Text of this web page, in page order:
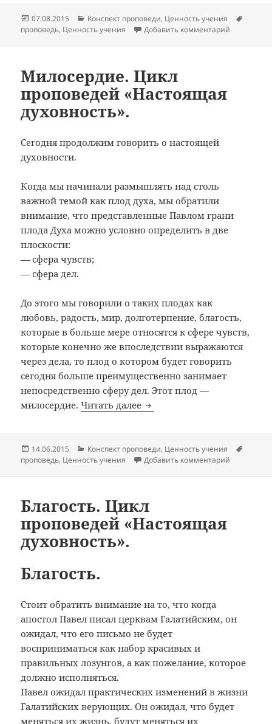
Опубликовано
07.08.2015 Рубрики
Конспект проповеди, Ценность учения
проповедь, Ценность учения Добавить комментарий
Милосердие. Цикл
проповедей «Настоящая
духовность».
Сегодня продолжим говорить о настоящей
духовности.
Когда мы начинали размышлять над столь
важной темой как плод духа, мы обратили
внимание, что представленные Павлом грани
плода Духа можно условно определить в две
плоскости:
— сфера чувств;
— сфера дел.
До этого мы говорили о таких плодах как
любовь, радость, мир, долготерпение, благость,
которые в больше мере относятся к сфере чувств,
которые конечно же впоследствии выражаются
через дела, то плод о котором будет говорить
сегодня больше преимущественно занимает
непосредственно сферу дел. Этот плод —
милосердие.Читать далее Милосердие. Цикл
Опубликовано
14.06.2015 Рубрики
Конспект проповеди, Ценность учения
проповедь, Ценность учения Добавить комментарий
Благость. Цикл
проповедей «Настоящая
духовность».
Благость.
Стоит обратить внимание на то, что когда
апостол Павел писал церквам Галатийским, он
ожидал, что его письмо не будет
восприниматься как набор красивых и
правильных лозунгов, а как пожелание, которое
должно исполняться.
Павел ожидал практических изменений в жизни
Галатийских верующих. Он ожидал, что будет
меняться их жизнь, будут меняться их